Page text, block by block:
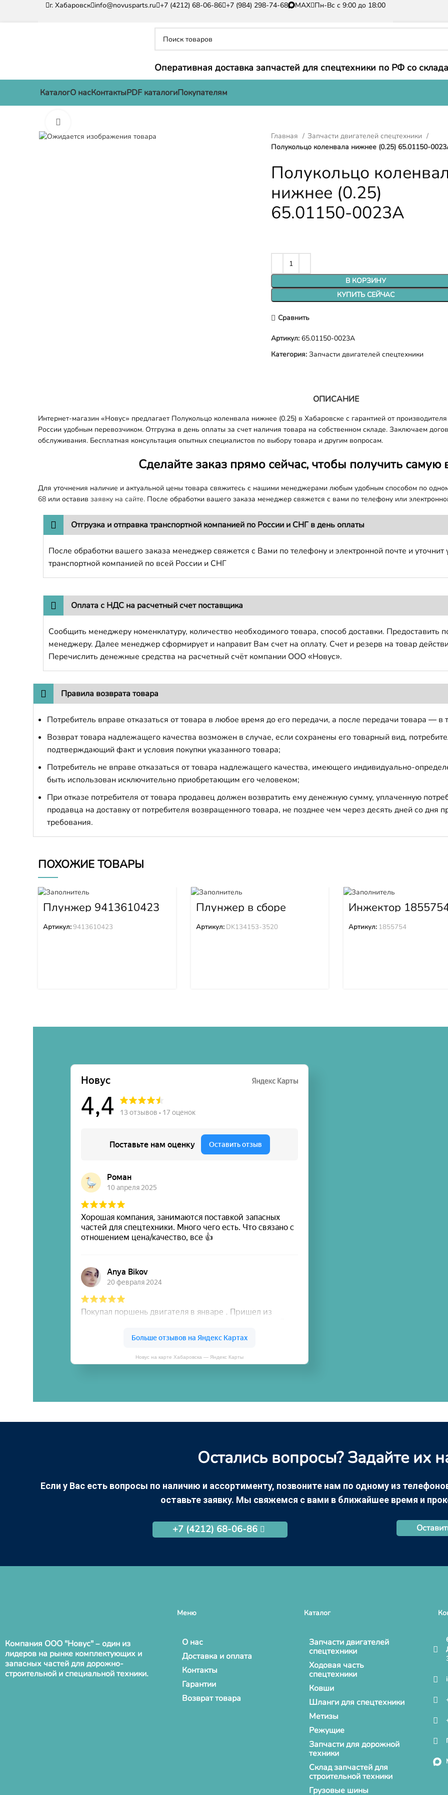
г. Хабаровск info@novusparts.ru +7 (4212) 68-06-86 +7 (984) 298-74-68 MAX Пн-Вс с 9:00 до 18:00
Оперативная доставка запчастей для спецтехники по РФ со
КаталогО насКонтактыPDF каталогиПокупателям
Главная
Запчасти двигателей спецтехники
Полукольцо коленвала нижнее (0.25) 65.01150-
Полукольцо
нижнее (0.25)
65.01150-0023A
В КОРЗИНУ
КУПИТЬ СЕЙЧАС
Сравнить
Артикул: 65.01150-0023A
Категория: Запчасти двигателей спецтехники
ОПИСАНИЕ
Интернет-магазин «Новус» предлагает Полукольцо коленвала нижнее (0.25) в Хабаровске с гарантией от
России удобным перевозчиком. Отгрузка в день оплаты за счет наличия товара на собственном складе. Заключаем
обслуживания. Бесплатная консультация опытных специалистов по выбору товара и другим вопросам.
Сделайте заказ прямо сейчас, чтобы получить
Для уточнения наличие и актуальной цены товара свяжитесь с нашими менеджерами любым удобным способом по
68 или оставив заявку на сайте. После обработки вашего заказа менеджер свяжется с вами по телефону или
Отгрузка и отправка транспортной компанией по России и СНГ в день оплаты
После обработки вашего заказа менеджер свяжется с Вами по телефону и электронной почте и уточнит
транспортной компанией по всей России и СНГ
Оплата с НДС на расчетный счет поставщика
Сообщить менеджеру номенклатуру, количество необходимого товара, способ доставки.
менеджеру. Далее менеджер сформирует и направит Вам счет на оплату. Счет и резерв на товар
Перечислить денежные средства на расчетный счёт компании ООО «Новус».
Правила возврата товара
Потребитель вправе отказаться от товара в любое время до его передачи, а после передачи товара — в
Возврат товара надлежащего качества возможен в случае, если сохранены его товарный вид,
подтверждающий факт и условия покупки указанного товара;
Потребитель не вправе отказаться от товара надлежащего качества, имеющего индивидуально-
быть использован исключительно приобретающим его человеком;
При отказе потребителя от товара продавец должен возвратить ему денежную сумму, уплаченную
продавца на доставку от потребителя возвращенного товара, не позднее чем через десять дней со дня
требования.
ПОХОЖИЕ ТОВАРЫ
Плунжер 9413610423
Артикул:9413610423
Плунжер в сборе
DK134153-3520
Артикул: DK134153-3520
Инжектор
Артикул: 1855754
Новус на карте Хабаровска — Яндекс Карты
Остались вопросы? Задайте их
Если у Вас есть вопросы по наличию и ассортименту, позвоните нам по одному из
оставьте заявку. Мы свяжемся с вами в ближайшее время и
+7 (4212) 68-06-86
Компания ООО "Новус" – один из
лидеров на рынке комплектующих и
запасных частей для дорожно-
строительной и специальной техники.
Меню
О нас
Доставка и оплата
Контакты
Гарантии
Возврат товара
Каталог
Запчасти двигателей
спецтехники
Ходовая часть
спецтехники
Ковши
Шланги для спецтехники
Метизы
Режущие
Запчасти для дорожной
техники
Склад запчастей для
строительной техники
Грузовые шины